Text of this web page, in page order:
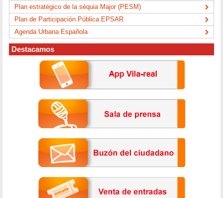
Plan estratégico de la séquia Major (PESM)
Plan de Participación Pública EPSAR
Agenda Urbana Española
Destacamos